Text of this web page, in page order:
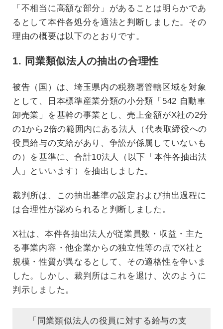
「不相当に高額な部分」があることは明らかであ
るとして本件各処分を適法と判断しました。その
理由の概要は以下のとおりです。
1. 同業類似法人の抽出の合理性
被告（国）は、埼玉県内の税務署管轄区域を対象
として、日本標準産業分類の小分類「542 自動車
卸売業」を基幹の事業とし、売上金額がX社の2分
の1から2倍の範囲内にある法人（代表取締役への
役員給与の支給があり、争訟が係属していないも
の）を基準に、合計10法人（以下「本件各抽出法
人」といいます）を抽出しました。
裁判所は、この抽出基準の設定および抽出過程に
は合理性が認められると判断しました。
X社は、本件各抽出法人が従業員数・収益・主た
る事業内容・他企業からの独立性等の点でX社と
規模・性質が異なるとして、その適格性を争いま
した。しかし、裁判所はこれを退け、次のように
判示しました。
「同業類似法人の役員に対する給与の支